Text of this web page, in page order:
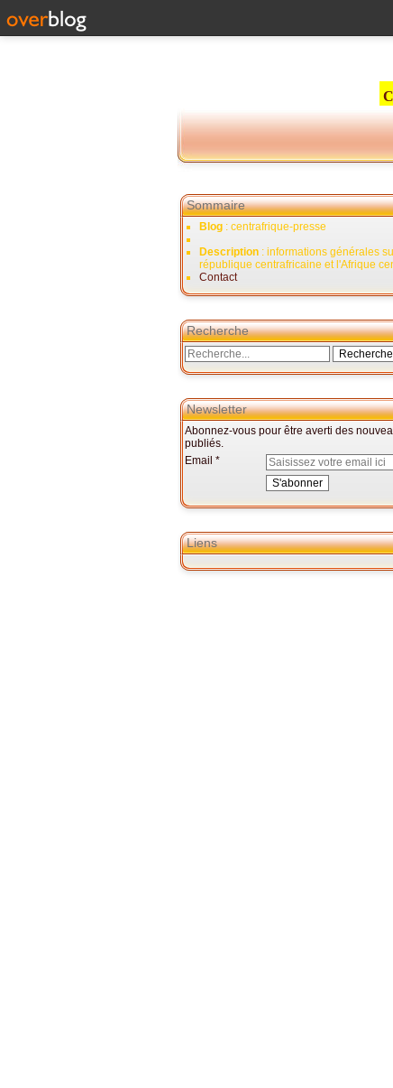
Sommaire
Blog : centrafrique-presse
Description : informations générales
république centrafricaine et l'Afrique
Contact
Recherche
Newsletter
Abonnez-vous pour être averti des
publiés.
Email
Liens